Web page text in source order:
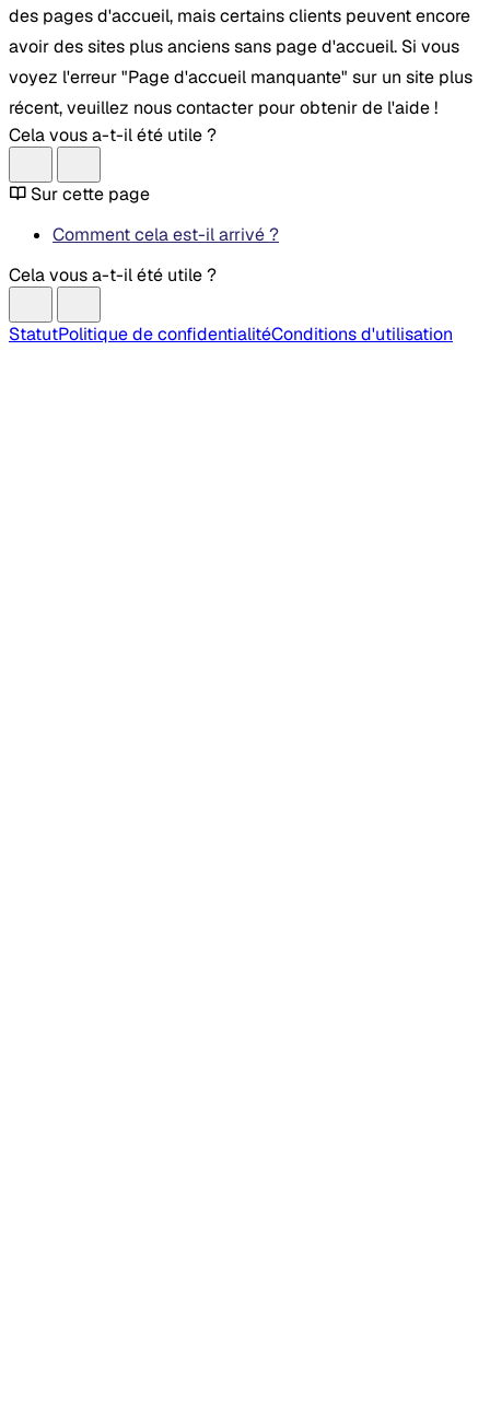
des pages d'accueil, mais certains clients peuvent encore
avoir des sites plus anciens sans page d'accueil. Si vous
voyez l'erreur "Page d'accueil manquante" sur un site plus
récent, veuillez nous contacter pour obtenir de l'aide !
Cela vous a-t-il été utile ?
Sur cette page
Comment cela est-il arrivé ?
Cela vous a-t-il été utile ?
StatutPolitique de confidentialitéConditions d'utilisation